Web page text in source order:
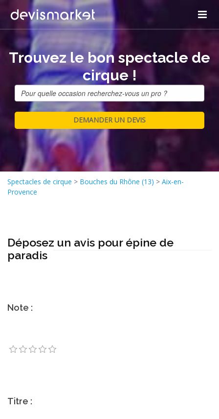
Trouvez le bon spectacle de
cirque !
Spectacles de cirque > Bouches du Rhône (13) > Aix-en-
Provence
Déposez un avis pour épine de
paradis
Note :
Titre :